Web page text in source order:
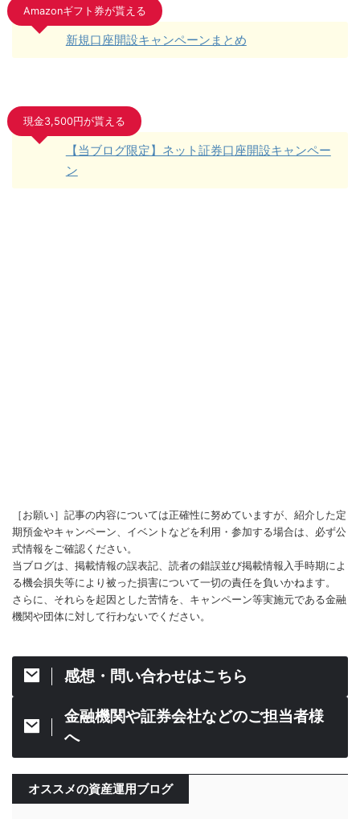
Amazonギフト券が貰える
新規口座開設キャンペーンまとめ
現金3,500円が貰える
【当ブログ限定】ネット証券口座開設キャンペー
ン
［お願い］記事の内容については正確性に努めていますが、紹介した定
期預金やキャンペーン、イベントなどを利用・参加する場合は、必ず公
式情報をご確認ください。
当ブログは、掲載情報の誤表記、読者の錯誤並び掲載情報入手時期によ
る機会損失等により被った損害について一切の責任を負いかねます。
さらに、それらを起因とした苦情を、キャンペーン等実施元である金融
機関や団体に対して行わないでください。
感想・問い合わせはこちら
金融機関や証券会社などのご担当者様
へ
オススメの資産運用ブログ